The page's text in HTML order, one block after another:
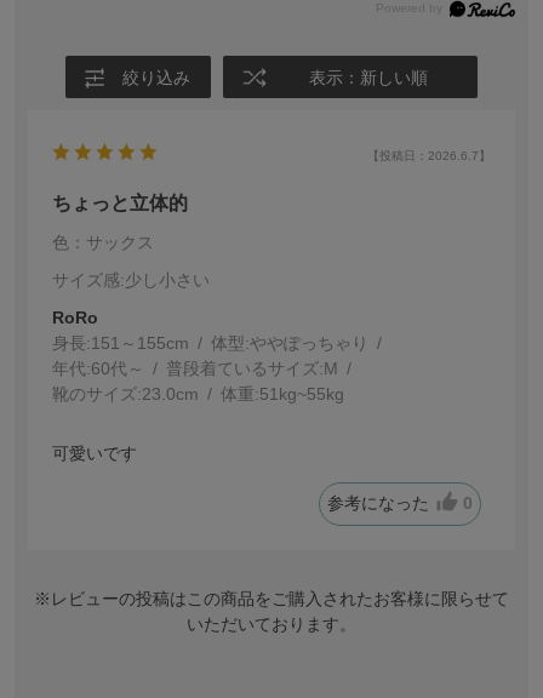
絞り込み 表示：新しい順
【投稿日：2026.6.7】
ちょっと立体的
色：サックス
サイズ感:少し小さい
RoRo
身長:151～155cm 体型:ぽっちゃり
年代:60代～ 普段着ているサイズ:M
靴のサイズ:23.0cm 体重:51kg~55kg
可愛いです
参考になった 0
※レビューの投稿はこの商品をご購入されたお客様に限らせて
いただいております。